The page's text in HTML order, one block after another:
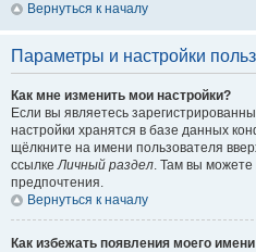
Вернуться к началу
Параметры и настройки
Как мне изменить мои настройки?
Если вы являетесь
настройки хранятся в базе данных
щёлкните на имени пользователя
ссылкеЛичный раздел. Там вы можете
предпочтения.
Вернуться к началу
Как избежать появления моего